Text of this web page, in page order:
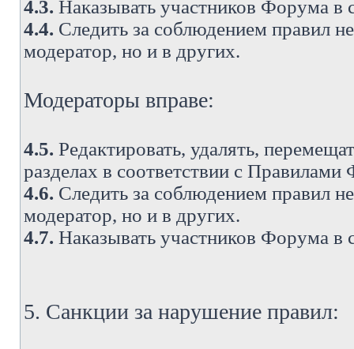
4.3. Наказывать участников Форума
4.4. Следить за соблюдением правил
модератор, но и в других.
Модераторы вправе:
4.5. Редактировать, удалять,
разделах в соответствии с
4.6. Следить за соблюдением правил
модератор, но и в других.
4.7. Наказывать участников Форума
5. Санкции за нарушение правил: